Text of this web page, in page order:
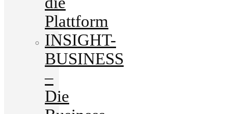
Plattform
INSIGHT-
BUSINESS
–
Die